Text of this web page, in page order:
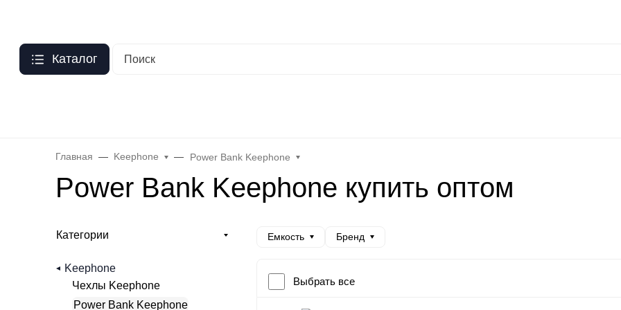
Каталог
Главная Keephone Power Bank Keephone
Power Bank Keephone купить оптом
Категории
Keephone
Чехлы Keephone
Power Bank Keephone
Емкость Бренд
Выбрать все